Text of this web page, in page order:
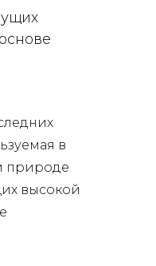
в
природе
высокой